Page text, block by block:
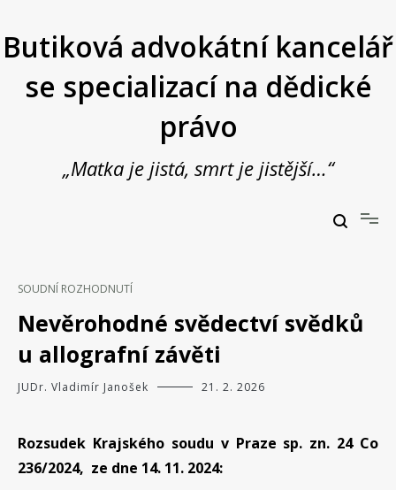
obsah
Butiková advokátní kancelář
se specializací na dědické
právo
„Matka je jistá, smrt je jistější…“
SOUDNÍ ROZHODNUTÍ
Nevěrohodné svědectví svědků
u allografní závěti
JUDr. Vladimír Janošek 21. 2. 2026
Rozsudek Krajského soudu v Praze sp. zn. 24 Co
236/2024, ze dne 14. 11. 2024: